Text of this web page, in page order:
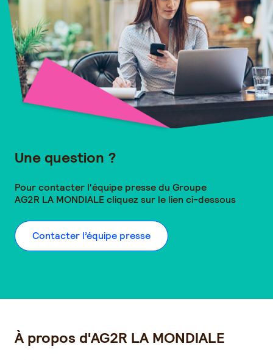
Une question ?
Pour contacter l'équipe presse du Groupe
AG2R LA MONDIALEcliquez sur le lien ci-dessous
Contacter l’équipe presse
À propos d'AG2R LA MONDIALE